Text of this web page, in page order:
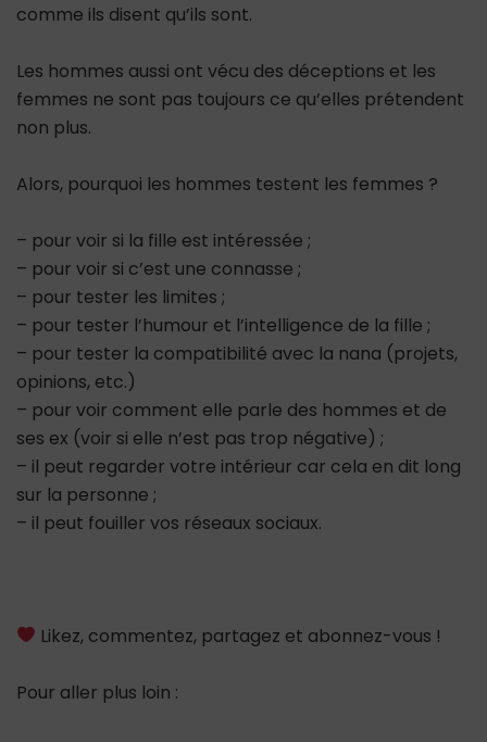
comme ils disent qu’ils sont.
Les hommes aussi ont vécu des déceptions et les
femmes ne sont pas toujours ce qu’elles prétendent
non plus.
Alors, pourquoi les hommes testent les femmes ?
– pour voir si la fille est intéressée ;
– pour voir si c’est une connasse ;
– pour tester les limites ;
– pour tester l’humour et l’intelligence de la fille ;
– pour tester la compatibilité avec la nana (projets,
opinions, etc.)
– pour voir comment elle parle des hommes et de
ses ex (voir si elle n’est pas trop négative) ;
– il peut regarder votre intérieur car cela en dit long
sur la personne ;
– il peut fouiller vos réseaux sociaux.
Likez, commentez, partagez et abonnez-vous !
Pour aller plus loin :